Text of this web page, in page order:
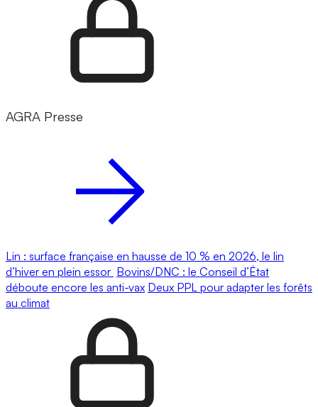
AGRA Presse
Lin : surface française en hausse de 10 % en 2026, le lin
d’hiver en plein essor Bovins/DNC : le Conseil d’État
déboute encore les anti-vax Deux PPL pour adapter les forêts
au climat